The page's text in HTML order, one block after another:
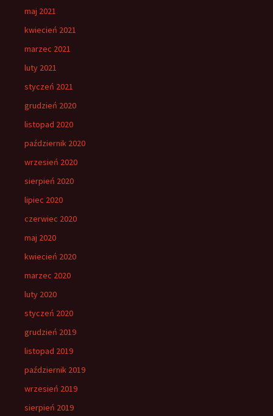
maj 2021
kwiecień 2021
marzec 2021
luty 2021
styczeń 2021
grudzień 2020
listopad 2020
październik 2020
wrzesień 2020
sierpień 2020
lipiec 2020
czerwiec 2020
maj 2020
kwiecień 2020
marzec 2020
luty 2020
styczeń 2020
grudzień 2019
listopad 2019
październik 2019
wrzesień 2019
sierpień 2019